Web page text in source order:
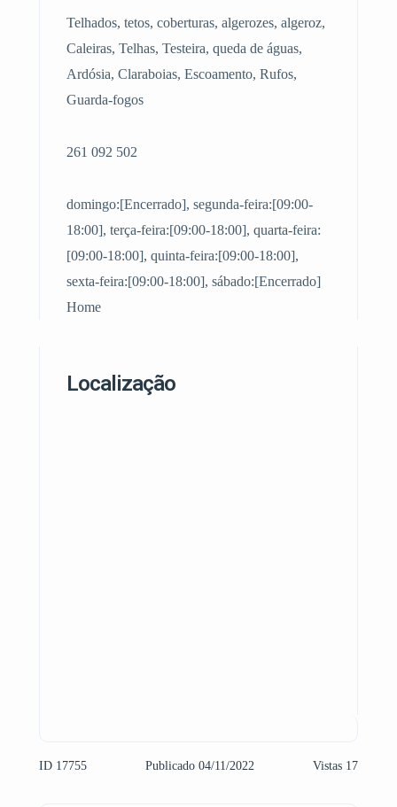
Telhados, tetos, coberturas, algerozes, algeroz,
Caleiras, Telhas, Testeira, queda de águas,
Ardósia, Claraboias, Escoamento, Rufos,
Guarda-fogos
261 092 502
domingo:[Encerrado], segunda-feira:[09:00-
18:00], terça-feira:[09:00-18:00], quarta-feira:
[09:00-18:00], quinta-feira:[09:00-18:00],
sexta-feira:[09:00-18:00], sábado:[Encerrado]
Home
Localização
ID 17755 Publicado 04/11/2022 Vistas 17